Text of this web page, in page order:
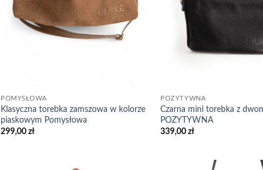
POMYSŁOWA
Klasyczna torebka zamszowa w kolorze
piaskowym Pomysłowa
299,00zł
POZYTYWNA
Czarna mini torebka z
POZYTYWNA
339,00zł